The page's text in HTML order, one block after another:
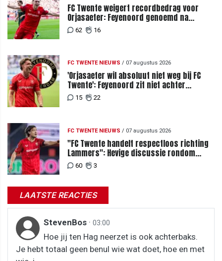
FC Twente weigert recordbedrag voor
Orjasaeter: Feyenoord genoemd na
megabod
62 16
FC TWENTE NIEUWS / 07 augustus 2026
'Orjasaeter wil absoluut niet weg bij FC
Twente': Feyenoord zit niet achter
recordbod
15 22
FC TWENTE NIEUWS / 07 augustus 2026
"FC Twente handelt respectloos richting
Lammers": Hevige discussie rondom
degradatie tot derde spits
60 3
LAATSTE REACTIES
StevenBos · 03:00
Hoe jij ten Hag neerzet is ook achterbaks.
Je hebt totaal geen benul wie wat doet, hoe en met